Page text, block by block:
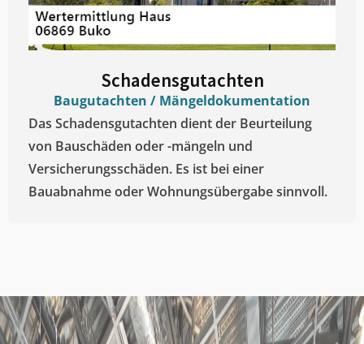
Schadensgutachten
Baugutachten / Mängeldokumentation
Das Schadensgutachten dient der Beurteilung
von Bauschäden oder -mängeln und
Versicherungsschäden. Es ist bei einer
Bauabnahme oder Wohnungsübergabe sinnvoll.